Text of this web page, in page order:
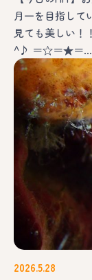
月一を目指して
見ても美しい！
^♪ ＝☆＝★＝…
2026.5.28